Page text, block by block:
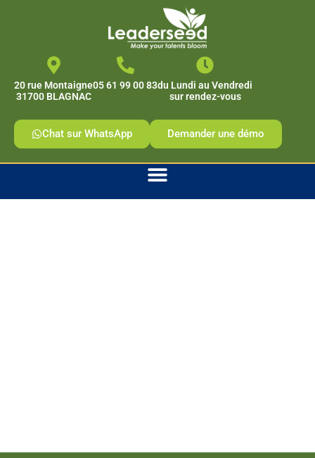
20 rue Montaigne
31700 BLAGNAC
05 61 99 00 83du Lundi au Vendredi
sur rendez-vous
Chat sur WhatsApp Demander une démo